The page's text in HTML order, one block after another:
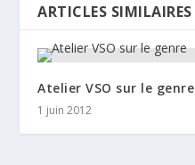
ARTICLES SIMILAIRES
Atelier VSO sur le genre
1 juin 2012